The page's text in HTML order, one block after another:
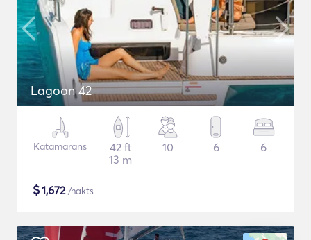
Lagoon 42
Katamarāns
42 ft
13 m
10 6 6
$1,672/nakts